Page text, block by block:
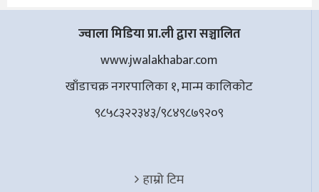
ज्वाला मिडिया प्रा.ली द्वारा सञ्चालित
www.jwalakhabar.com
खाँडाचक्र नगरपालिका १, मान्म कालिकाेट
९८५८३२२३४३/९८४९८७९२०९
हाम्रो टिम